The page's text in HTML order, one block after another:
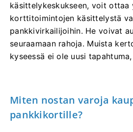
käsittelykeskukseen, voit ottaa
korttitoimintojen käsittelystä
pankkivirkailijoihin. He voivat
seuraamaan rahoja. Muista
kyseessä ei ole uusi
Miten nostan varoja
pankkikortille?